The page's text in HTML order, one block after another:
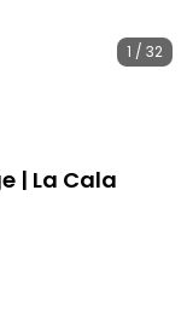
1 / 32
| La Cala